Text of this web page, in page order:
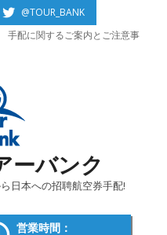
@TOUR_BANK
手配に関するご案内とご注意事
ーバンク
日本への招聘航空券手配!
営業時間：